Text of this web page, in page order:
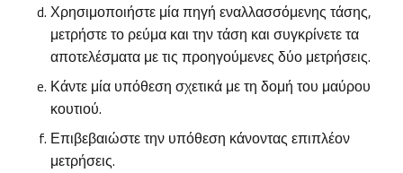
Χρησιμοποιήστε μία πηγή εναλλασσόμενης τάσης,
μετρήστε το ρεύμα και την τάση και συγκρίνετε τα
αποτελέσματα με τις προηγούμενες δύο μετρήσεις.
Κάντε μία υπόθεση σχετικά με τη δομή του μαύρου
κουτιού.
Επιβεβαιώστε την υπόθεση κάνοντας επιπλέον
μετρήσεις.